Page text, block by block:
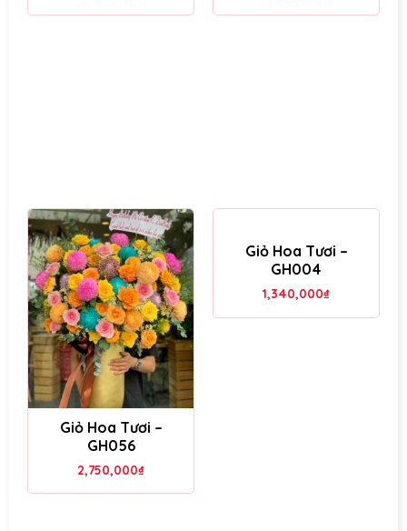
Giỏ Hoa Tươi –
GH056
2,750,000₫
Giỏ Hoa Tươi –
GH004
1,340,000₫